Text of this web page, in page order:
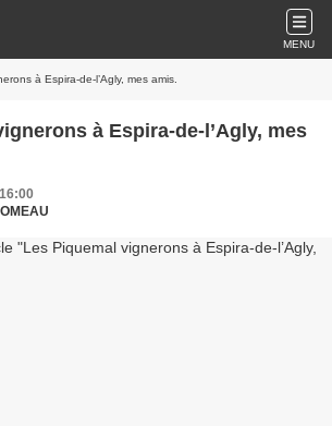
MENU
à Espira-de-l’Agly, mes amis.
à Espira-de-l’Agly, mes